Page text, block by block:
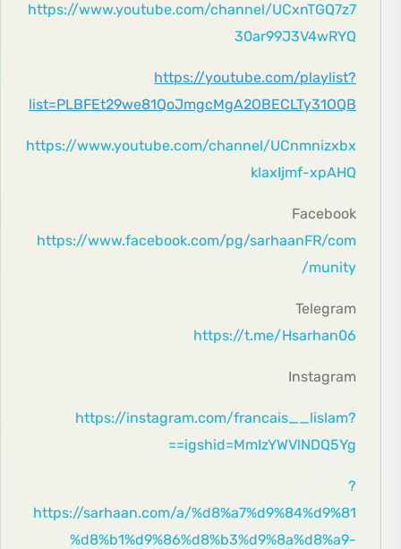
https://www.youtube.com/channel/UCxnTGQ7z7
30ar99J3V4wRYQ
https://youtube.com/playlist?
list=PLBFEt29we81QoJmgcMgA2OBECLTy31OQB
https://www.youtube.com/channel/UCnmnizxbx
klaxIjmf-xpAHQ
Facebook
https://www.facebook.com/pg/sarhaanFR/com
munity/
Telegram
https://t.me/Hsarhan06
Instagram
https://instagram.com/francais__lislam?
igshid=MmIzYWVlNDQ5Yg==
?
https://sarhaan.com/a/%d8%a7%d9%84%d9%81
%d8%b1%d9%86%d8%b3%d9%8a%d8%a9-